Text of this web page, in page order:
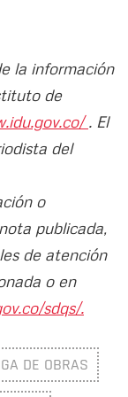
la información
de
. El
del
o
publicada,
de atención
o en
sdqs/.
DE OBRAS